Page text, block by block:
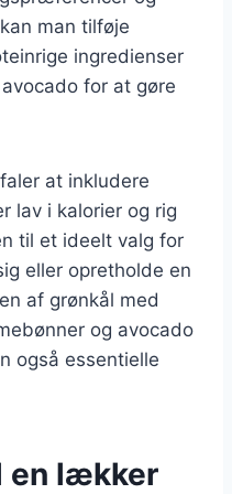
man tilføje
ingredienser
for at gøre
at inkludere
lav i kalorier og rig
til et ideelt valg for
eller opretholde en
af grønkål med
og avocado
også essentielle
en lækker